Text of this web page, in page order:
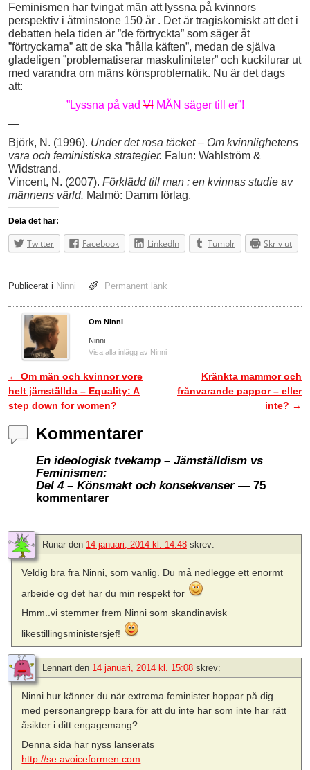
Feminismen har tvingat män att lyssna på kvinnors
perspektiv i åtminstone 150 år . Det är tragiskomiskt att det i
debatten hela tiden är ”de förtryckta” som säger åt
”förtryckarna” att de ska ”hålla käften”, medan de själva
gladeligen ”problematiserar maskuliniteter” och kuckilurar ut
med varandra om mäns könsproblematik. Nu är det dags
att:
”Lyssna på vadVIMÄN säger till er”!
—
Björk, N. (1996). Under det rosa täcket – Om kvinnlighetens
vara och feministiska strategier. Falun: Wahlström &
Widstrand.
Vincent, N. (2007). Förklädd till man : en kvinnas studie av
männens värld. Malmö: Damm förlag.
Dela det här:
Twitter Facebook LinkedIn Tumblr Skriv ut
Publicerat i Ninni Permanent länk
Om Ninni
Ninni
Visa alla inlägg av Ninni
Inläggsnavigering
← Om män och kvinnor vore
helt jämställda – Equality: A
step down for women?
Kränkta mammor och
frånvarande pappor – eller
inte? →
Kommentarer
En ideologisk tvekamp – Jämställdism vs
Feminismen:
Del 4 – Könsmakt och konsekvenser— 75
kommentarer
Runar den 14 januari, 2014 kl. 14:48 skrev:
Veldig bra fra Ninni, som vanlig. Du må nedlegge ett enormt
arbeide og det har du min respekt for
Hmm..vi stemmer frem Ninni som skandinavisk
likestillingsministersjef!
Lennart den 14 januari, 2014 kl. 15:08 skrev:
Ninni hur känner du när extrema feminister hoppar på dig
med personangrepp bara för att du inte har som inte har rätt
åsikter i ditt engagemang?
Denna sida har nyss lanserats
http://se.avoiceformen.com